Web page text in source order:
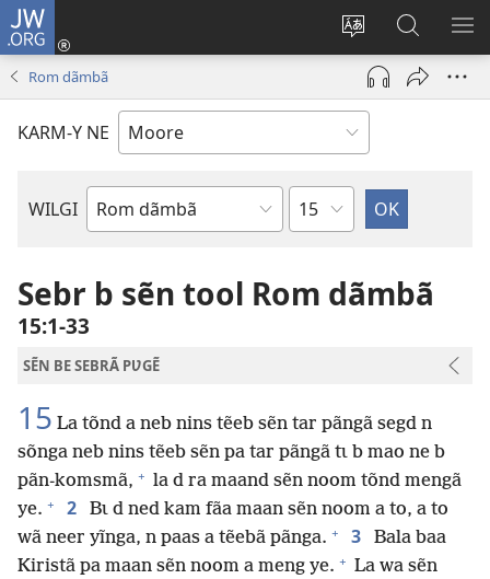
JW.ORG
Toeem-
buud-
gomdã
Pak-
(ouvre
une
Bao-
y
bũmb
Y
Rom dãmbã
KARM-Y NE
WILGI
Livre
la
Bible
Sak
Sebr b sẽn tool Rom dãmbã
15:1-33
SẼN BE SEBRÃ PƲGẼ
15 La tõnd a neb nins tẽeb sẽn tar pãngã segd n
sõnga neb nins tẽeb sẽn pa tar pãngã tɩ b mao ne b
pãn-komsmã, + la d ra maand sẽn noom tõnd mengã
ye. + 2
Bɩ d ned kam fãa maan sẽn noom a to, a to
wã neer yĩnga, n paas a tẽebã pãnga. + 3
Bala baa
Kiristã pa maan sẽn noom a meng ye. + La wa sẽn